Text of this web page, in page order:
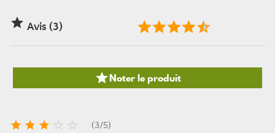
 Avis (3)
Noter le produit
     (3/5)